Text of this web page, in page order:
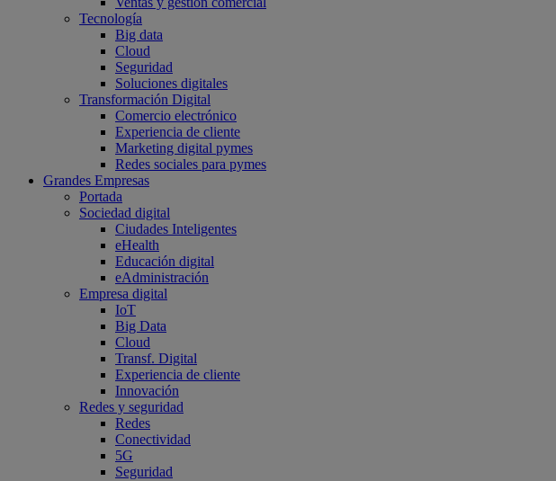
Tecnología
Big data
Cloud
Seguridad
Soluciones digitales
Transformación Digital
Comercio electrónico
Experiencia de cliente
Marketing digital pymes
Redes sociales para pymes
Grandes Empresas
Portada
Sociedad digital
Ciudades Inteligentes
eHealth
Educación digital
eAdministración
Empresa digital
IoT
Big Data
Cloud
Transf. Digital
Experiencia de cliente
Innovación
Redes y seguridad
Redes
Conectividad
5G
Seguridad